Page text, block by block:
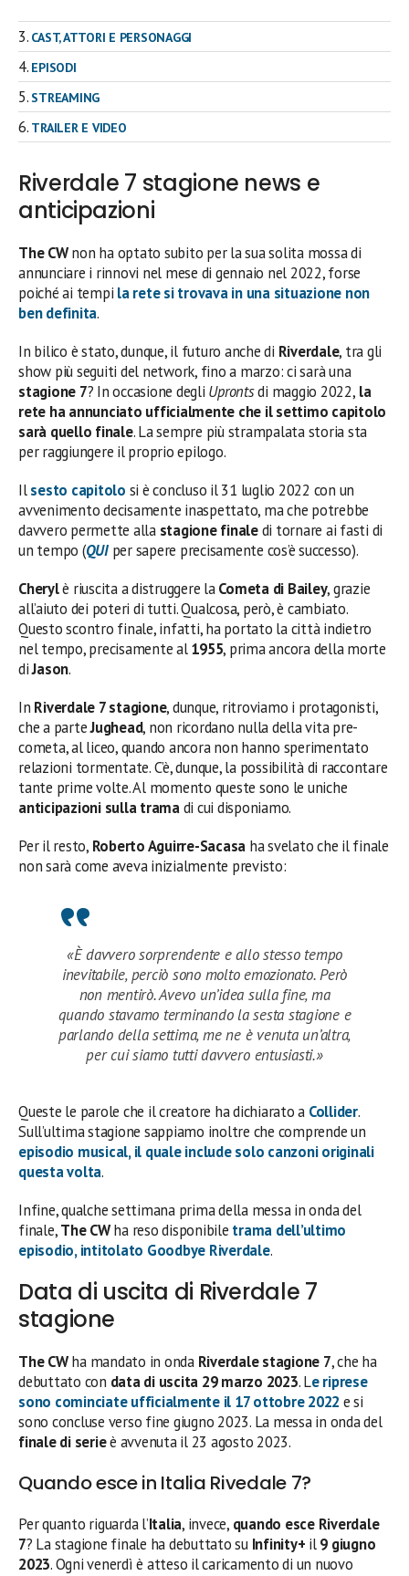
CAST, ATTORI E PERSONAGGI
EPISODI
STREAMING
TRAILER E VIDEO
Riverdale 7 stagione news e
anticipazioni
The CWnon ha optato subito per la sua solita mossa di
annunciare i rinnovi nel mese di gennaio nel 2022, forse
poiché ai tempi la rete si trovava in una situazione non
ben definita.
In bilico è stato, dunque, il futuro anche di Riverdale, tra gli
show più seguiti del network, fino a marzo: ci sarà una
stagione 7? In occasione degli Uprontsdi maggio 2022, la
rete ha annunciato ufficialmente che il settimo capitolo
sarà quello finale. La sempre più strampalata storia sta
per raggiungere il proprio epilogo.
Ilsesto capitolo si è concluso il 31 luglio 2022 con un
avvenimento decisamente inaspettato, ma che potrebbe
davvero permette alla stagione finaledi tornare ai fasti di
un tempo (QUIper sapere precisamente cos’è successo).
Cherylè riuscita a distruggere laCometa di Bailey, grazie
all’aiuto dei poteri di tutti. Qualcosa, però, è cambiato.
Questo scontro finale, infatti, ha portato la città indietro
nel tempo, precisamente al1955, prima ancora della morte
diJason.
In Riverdale 7 stagione, dunque, ritroviamo i protagonisti,
che a parteJughead, non ricordano nulla della vita pre-
cometa, al liceo, quando ancora non hanno sperimentato
relazioni tormentate. C’è, dunque, la possibilità di raccontare
tante prime volte. Al momento queste sono le uniche
anticipazioni sulla tramadi cui disponiamo.
Per il resto, Roberto Aguirre-Sacasa ha svelato che il finale
non sarà come aveva inizialmente previsto:
«È davvero sorprendente e allo stesso tempo
inevitabile, perciò sono molto emozionato. Però
non mentirò. Avevo un’idea sulla fine, ma
quando stavamo terminando la sesta stagione e
parlando della settima, me ne è venuta un’altra,
per cui siamo tutti davvero entusiasti.»
Queste le parole che il creatore ha dichiarato a Collider.
Sull’ultima stagione sappiamo inoltre che comprende un
episodio musical, il quale include solo canzoni originali
questa volta.
Infine, qualche settimana prima della messa in onda del
finale,The CWha reso disponibile trama dell’ultimo
episodio, intitolato Goodbye Riverdale.
Data di uscita di Riverdale 7
stagione
The CWha mandato in onda Riverdale stagione 7, che ha
debuttato con data di uscita 29 marzo 2023. Leriprese
sono cominciate ufficialmente il 17 ottobre 2022 e si
sono concluse verso fine giugno 2023. La messa in onda del
finale di serieè avvenuta il 23 agosto 2023.
Quando esce in Italia Rivedale 7?
Per quanto riguarda l’Italia, invece, quando esce Riverdale
7? La stagione finale ha debuttato su Infinity+ il9 giugno
2023. Ogni venerdì è atteso il caricamento di un nuovo